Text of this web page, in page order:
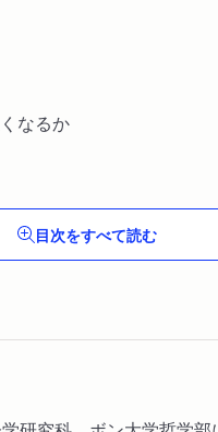
なるか
語の日々
目次をすべて読む